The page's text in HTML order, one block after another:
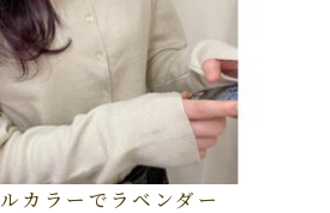
カラーでラベンダー